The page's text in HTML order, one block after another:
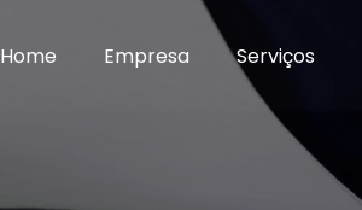
Home Empresa Serviços